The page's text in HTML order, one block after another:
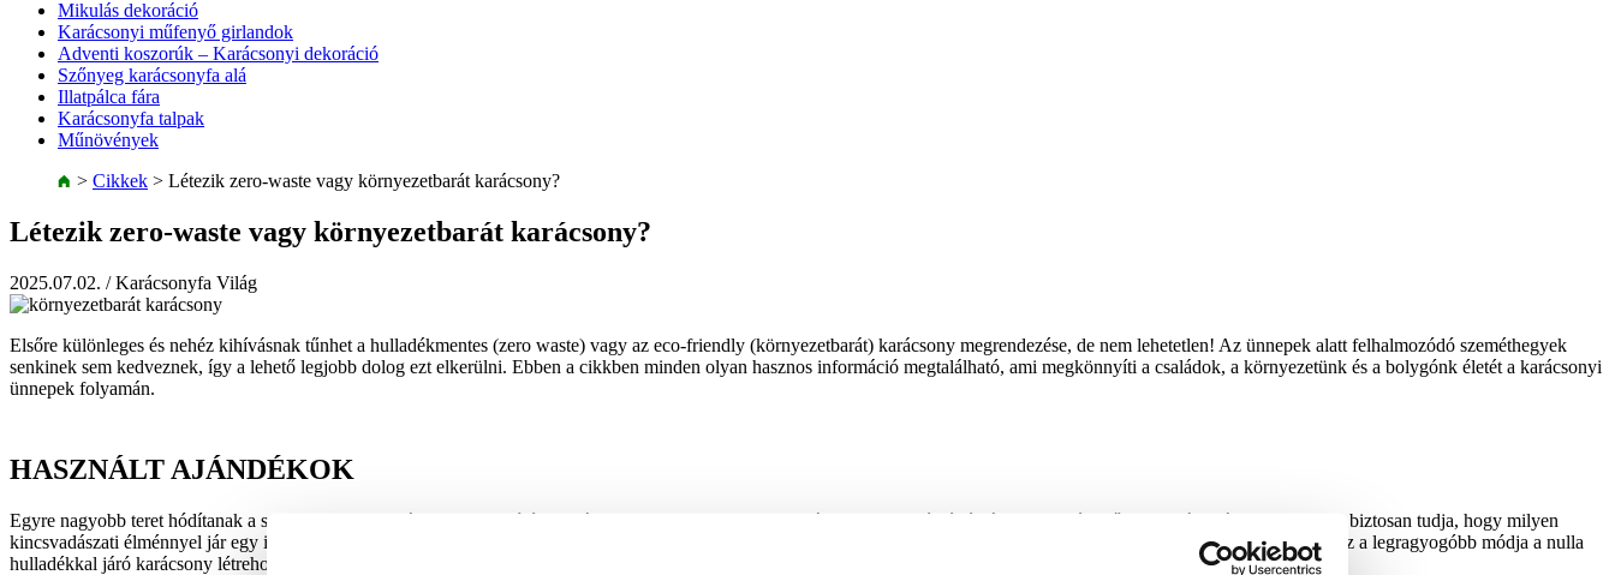
Mikulás dekoráció
Karácsonyi műfenyő girlandok
Adventi koszorúk – Karácsonyi dekoráció
Szőnyeg karácsonyfa alá
Illatpálca fára
Karácsonyfa talpak
Műnövények
> Cikkek > Létezik zero-waste vagy környezetbarát karácsony?
Létezik zero-waste vagy környezetbarát karácsony?
2025.07.02. / Karácsonyfa Világ
Elsőre különleges és nehéz kihívásnak tűnhet a hulladékmentes (zero waste) vagy az eco-friendly (környezetbarát) karácsony megrendezése, de nem lehetetlen! Az ünnepek alatt felhalmozódó szeméthegyek
senkinek sem kedveznek, így a lehető legjobb dolog ezt elkerülni. Ebben a cikkben minden olyan hasznos információ megtalálható, ami megkönnyíti a családok, a környezetünk és a bolygónk életét a karácsonyi
ünnepek folyamán.
HASZNÁLT AJÁNDÉKOK
Egyre nagyobb teret hódítanak a second-hand használtruha, vagy jótékonysági üzletek (ahol nem csak ruhák, hanem egyéb értéktárgyak is elérhetők). Aki járt már ilyen boltban, biztosan tudja, hogy milyen
kincsvadászati élménnyel jár egy ilyen vásárlás. De mindent felülmúl az az öröm vagy büszkeség, amikor igazán szép dolgot vásárolhatunk magunknak vagy a szeretteinknek. Ez a legragyogóbb módja a nulla
hulladékkal járó karácsony létrehozásának, miközben nagyon sokat spórolhatunk, és a pénztárcánknak is kedvezhetünk.